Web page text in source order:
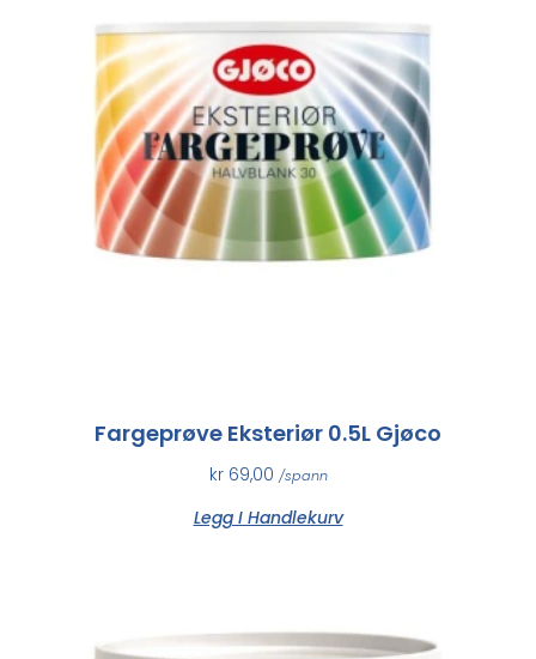
Fargeprøve Eksteriør 0.5L Gjøco
kr69,00 /spann
Legg I Handlekurv